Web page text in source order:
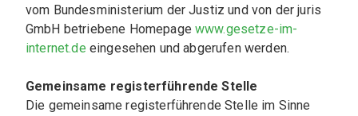
vom Bundesministerium der Justiz und von der juris
GmbH betriebene Homepage www.gesetze-im-
internet.de eingesehen und abgerufen werden.
Gemeinsame registerführende Stelle
Die gemeinsame registerführende Stelle im Sinne